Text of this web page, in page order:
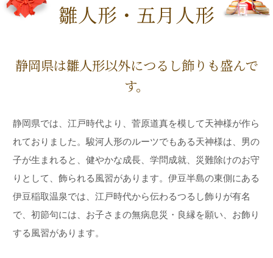
雛人形・五月人形
静岡県は雛人形以外につるし飾りも盛んで
す。
静岡県では、江戸時代より、菅原道真を模して天神様が作ら
れておりました。駿河人形のルーツでもある天神様は、男の
子が生まれると、健やかな成長、学問成就、災難除けのお守
りとして、飾られる風習があります。伊豆半島の東側にある
伊豆稲取温泉では、江戸時代から伝わるつるし飾りが有名
で、初節句には、お子さまの無病息災・良縁を願い、お飾り
する風習があります。